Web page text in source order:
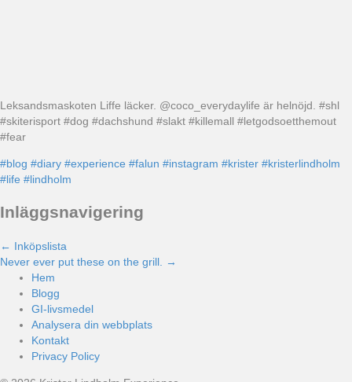
Leksandsmaskoten Liffe läcker. @coco_everydaylife är helnöjd. #shl
#skiterisport #dog #dachshund #slakt #killemall #letgodsoetthemout
#fear
#blog #diary #experience #falun #instagram #krister #kristerlindholm
#life #lindholm
Inläggsnavigering
← Inköpslista
Never ever put these on the grill. →
Hem
Blogg
GI-livsmedel
Analysera din webbplats
Kontakt
Privacy Policy